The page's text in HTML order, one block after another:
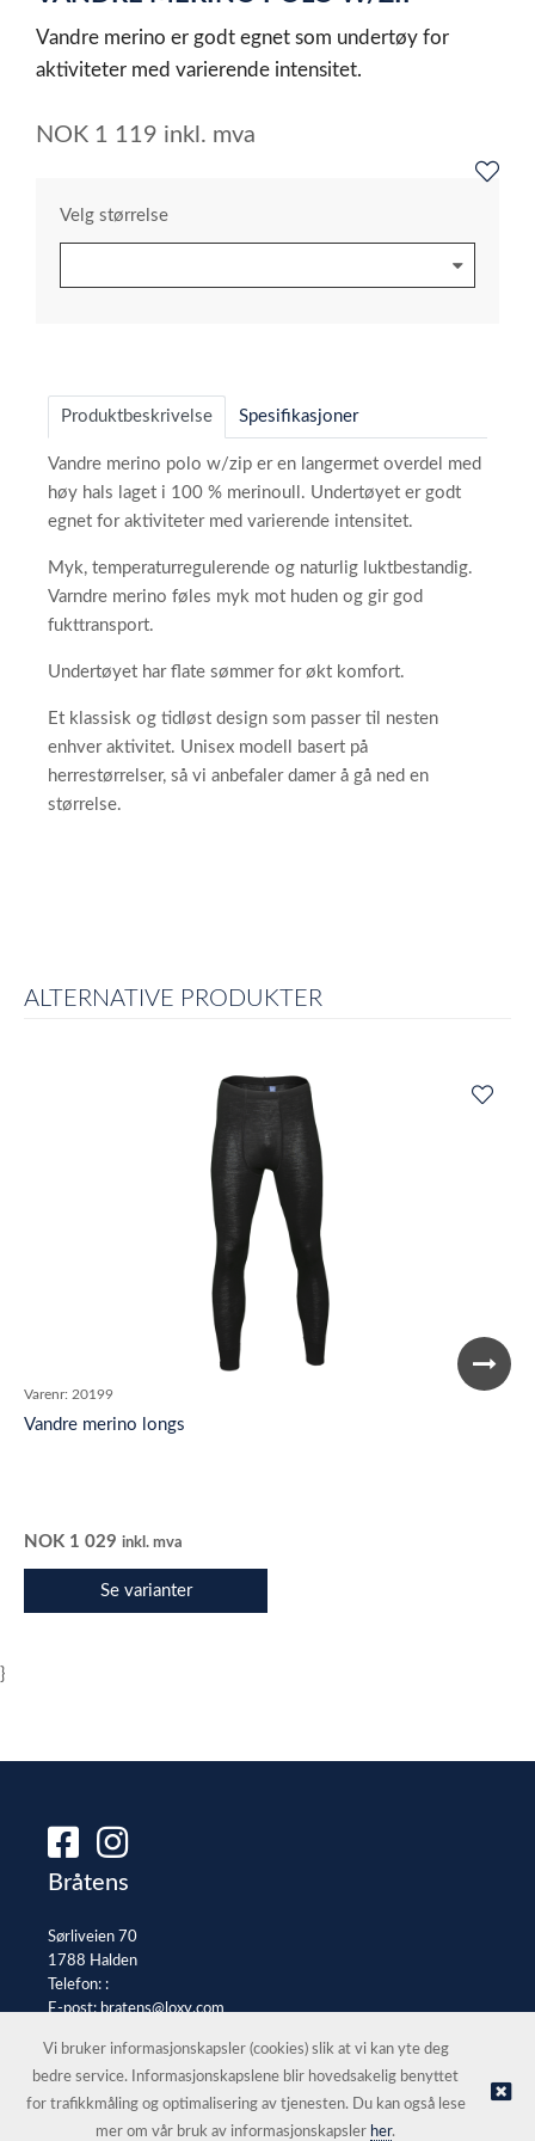
5
Vandre merino er godt egnet som undertøy for
aktiviteter med varierende intensitet.
NOK 1 119 inkl. mva
Velg størrelse
Produktbeskrivelse Spesifikasjoner
Vandre merino polo w/zip er en langermet overdel med
høy hals laget i 100 % merinoull. Undertøyet er godt
egnet for aktiviteter med varierende intensitet.
Myk, temperaturregulerende og naturlig luktbestandig.
Varndre merino føles myk mot huden og gir god
fukttransport.
Undertøyet har flate sømmer for økt komfort.
Et klassisk og tidløst design som passer til nesten
enhver aktivitet. Unisex modell basert på
herrestørrelser, så vi anbefaler damer å gå ned en
størrelse.
ALTERNATIVE PRODUKTER
Varenr: 20199
Vandre merino longs
NOK 1 029 inkl. mva
Se varianter
}
Bråtens
Sørliveien 70
1788 Halden
Telefon: :
E-post:bratens@loxy.com
© Bråtens |Nettbutikk levert av Kréatif
Vi bruker informasjonskapsler (cookies) slik at vi kan yte deg
bedre service. Informasjonskapslene blir hovedsakelig benyttet
for trafikkmåling og optimalisering av tjenesten. Du kan også lese
mer om vår bruk av informasjonskapsler her.